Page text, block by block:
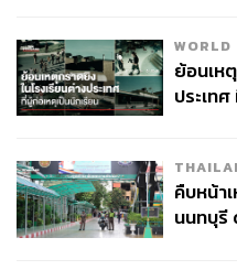
ที่สุด
Brandon Goldstein นักวางแ
Financial กล่าวอีกว่า แม้ว่า
อนาคตของลูกควรเริ่มต้นจา
อนาคต โลกเทคโนโลยีและค
เกิดขึ้นอย่างรวดเร็วไม่อาจ
WORLD
ย้อนเห
ประเท
คืบหน้า
นนทบุรี